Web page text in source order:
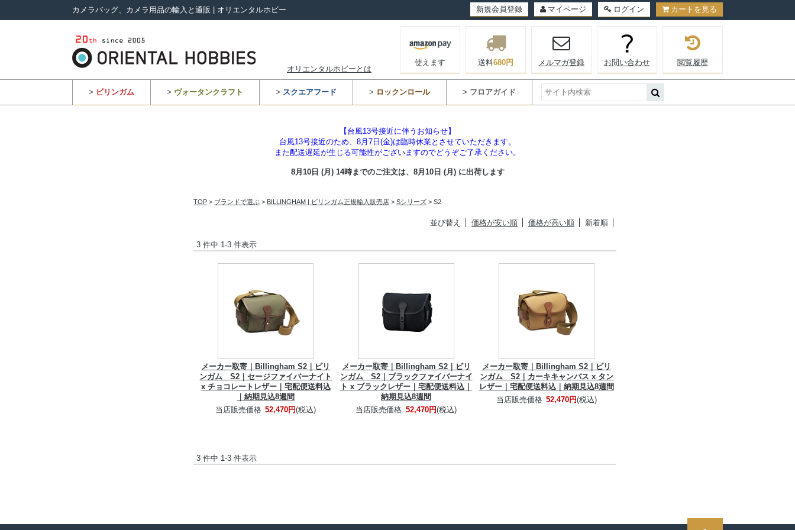
カメラバッグ、カメラ用品の輸入と通販 | オリエンタルホビー 新規会員登録 マイページ ログイン カートを見る
オリエンタルホビーとは
使えます 送料680円 メルマガ登録 お問い合わせ 閲覧履歴
> ビリンガム > ヴォータンクラフト > スクエアフード > ロックンロール > フロアガイド
【台風13号接近に伴うお知らせ】
台風13号接近のため、8月7日(金)は臨時休業とさせていただきます。
また配送遅延が生じる可能性がございますのでどうぞご了承ください。
8月10日 (月) 14時までのご注文は、 8月10日 (月) に出荷します
TOP > ブランドで選ぶ > BILLINGHAM | ビリンガム正規輸入販売店 > Sシリーズ > S2
並び替え 価格が安い順 価格が高い順 新着順
3 件中 1-3 件表示
メーカー取寄｜Billingham S2｜ビリ
ンガム S2｜セージファイバーナイト
x チョコレートレザー｜宅配便送料込
｜納期見込8週間
当店販売価格 52,470円(税込)
メーカー取寄｜Billingham S2｜ビリ
ンガム S2｜ブラックファイバーナイ
ト x ブラックレザー｜宅配便送料込｜
納期見込8週間
当店販売価格 52,470円(税込)
メーカー取寄｜Billingham S2｜ビリ
ンガム S2｜カーキキャンバス x タン
レザー｜宅配便送料込｜納期見込8週間
当店販売価格 52,470円(税込)
3 件中 1-3 件表示